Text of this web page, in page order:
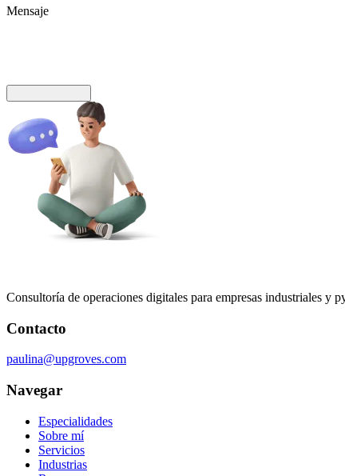
Mensaje
Consultoría de operaciones digitales para empresas industriales y
Contacto
paulina@upgroves.com
Navegar
Especialidades
Sobre mí
Servicios
Industrias